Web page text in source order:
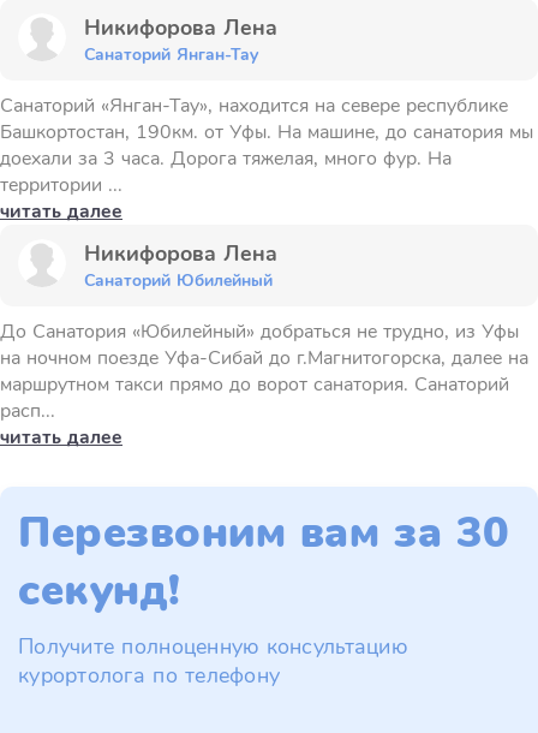
Никифорова Лена
Санаторий Янган-Тау
Санаторий «Янган-Тау», находится на севере республике
Башкортостан, 190км. от Уфы. На машине, до санатория мы
доехали за 3 часа. Дорога тяжелая, много фур. На
территории ...
читать далее
Никифорова Лена
Санаторий Юбилейный
До Санатория «Юбилейный» добраться не трудно, из Уфы
на ночном поезде Уфа-Сибай до г.Магнитогорска, далее на
маршрутном такси прямо до ворот санатория. Санаторий
расп...
читать далее
Перезвоним вам за 30
секунд!
Получите полноценную консультацию
курортолога по телефону